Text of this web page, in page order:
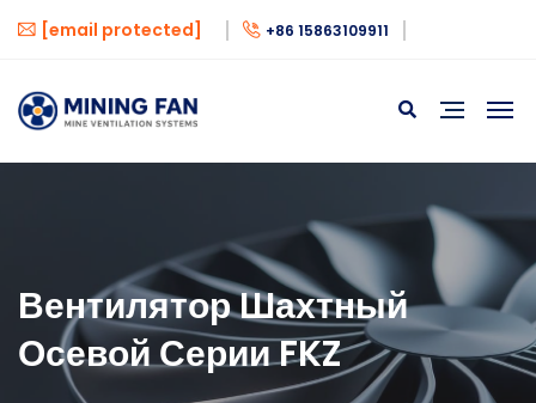
[email protected] +86 15863109911
Вентилятор Шахтный
Осевой Серии FKZ